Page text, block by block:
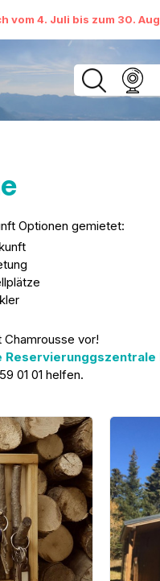
vom 4. Juli bis zum 30.
Optionen gemietet:
vor!
01 01 helfen.